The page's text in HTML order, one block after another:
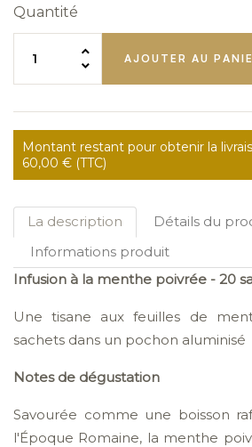
Quantité
AJOUTER AU
Montant restant pour obtenir la
60,00 € (TTC)
La description
Détails du
Informations produit
Infusion à la menthe poivrée - 20
Une tisane aux feuilles de
sachets dans un pochon aluminisé
Notes de dégustation
Savourée comme une boisson
l'Époque Romaine, la menthe